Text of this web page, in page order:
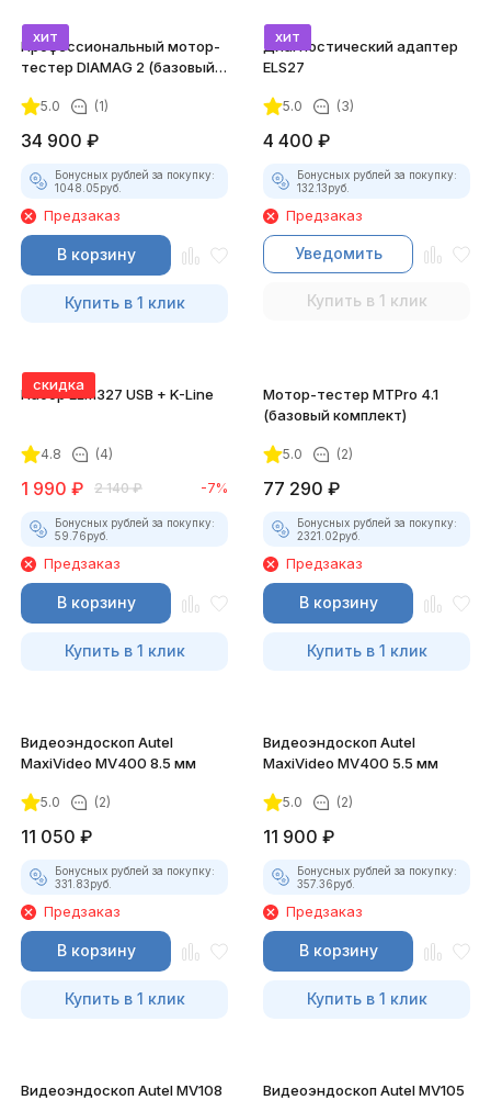
хит
Профессиональный мотор-
тестер DIAMAG 2 (базовый
5.0 (1)
34 900 ₽
Бонусных рублей за покупку:
1048.05руб.
Предзаказ
В корзину
Купить в 1 клик
хит
Диагностический адаптер
ELS27
5.0 (3)
4 400 ₽
Бонусных рублей за покупку:
132.13руб.
Предзаказ
Уведомить
Купить в 1 клик
скидка
Набор ELM327 USB + K-Line
4.8 (4)
1 990 ₽ 2 140 ₽ -7%
Бонусных рублей за покупку:
59.76руб.
Предзаказ
В корзину
Купить в 1 клик
Мотор-тестер MTPro 4.1
(базовый комплект)
5.0 (2)
77 290 ₽
Бонусных рублей за покупку:
2321.02руб.
Предзаказ
В корзину
Купить в 1 клик
Видеоэндоскоп Autel
MaxiVideo MV400 8.5 мм
5.0 (2)
11 050 ₽
Бонусных рублей за покупку:
331.83руб.
Предзаказ
В корзину
Купить в 1 клик
Видеоэндоскоп Autel
MaxiVideo MV400 5.5 мм
5.0 (2)
11 900 ₽
Бонусных рублей за покупку:
357.36руб.
Предзаказ
В корзину
Купить в 1 клик
Видеоэндоскоп Autel MV108
Видеоэндоскоп Autel MV105